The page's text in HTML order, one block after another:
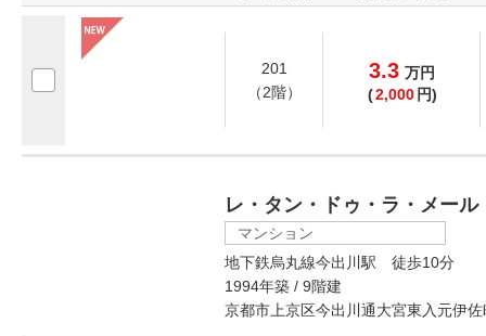
201
（2階）
3.3 万円
(2,000 円)
レ・タン・ドゥ・ラ・メー
マンション
地下鉄烏丸線今出川駅 徒歩10分
1994年築 / 9階建
京都市上京区今出川通大宮東入元伊佐